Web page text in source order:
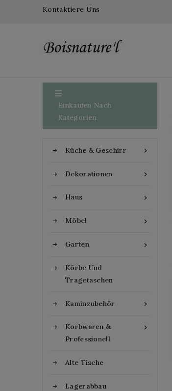
Kontaktiere Uns

Einkaufen Nach
Kategorien

Küche & Geschirr

Dekorationen

Haus

Möbel

Garten
Körbe Und
Tragetaschen

Kaminzubehör

Korbwaren &
Professionell
Alte Tische
Lagerabbau